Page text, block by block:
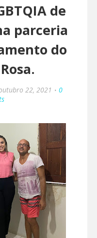
de
parceria
do
22, 2021
0